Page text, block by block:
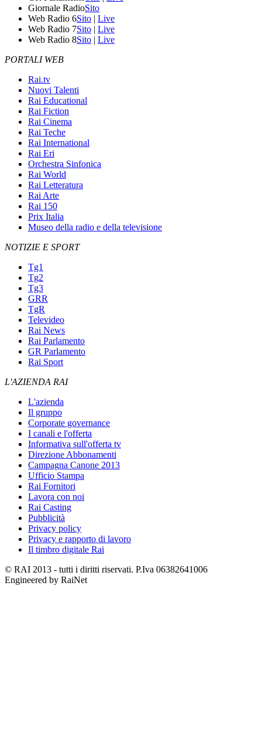
Giornale RadioSito
Web Radio 6Sito | Live
Web Radio 7Sito | Live
Web Radio 8Sito | Live
PORTALI WEB
Rai.tv
Nuovi Talenti
Rai Educational
Rai Fiction
Rai Cinema
Rai Teche
Rai International
Rai Eri
Orchestra Sinfonica
Rai World
Rai Letteratura
Rai Arte
Rai 150
Prix Italia
Museo della radio e della televisione
NOTIZIE E SPORT
Tg1
Tg2
Tg3
GRR
TgR
Televideo
Rai News
Rai Parlamento
GR Parlamento
Rai Sport
L'AZIENDA RAI
L'azienda
Il gruppo
Corporate governance
I canali e l'offerta
Informativa sull'offerta tv
Direzione Abbonamenti
Campagna Canone 2013
Ufficio Stampa
Rai Fornitori
Lavora con noi
Rai Casting
Pubblicità
Privacy policy
Privacy e rapporto di lavoro
Il timbro digitale Rai
© RAI 2013 - tutti i diritti riservati. P.Iva 06382641006
Engineered by RaiNet